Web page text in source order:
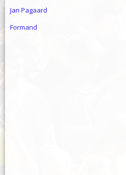
Jan Pagaard
Formand